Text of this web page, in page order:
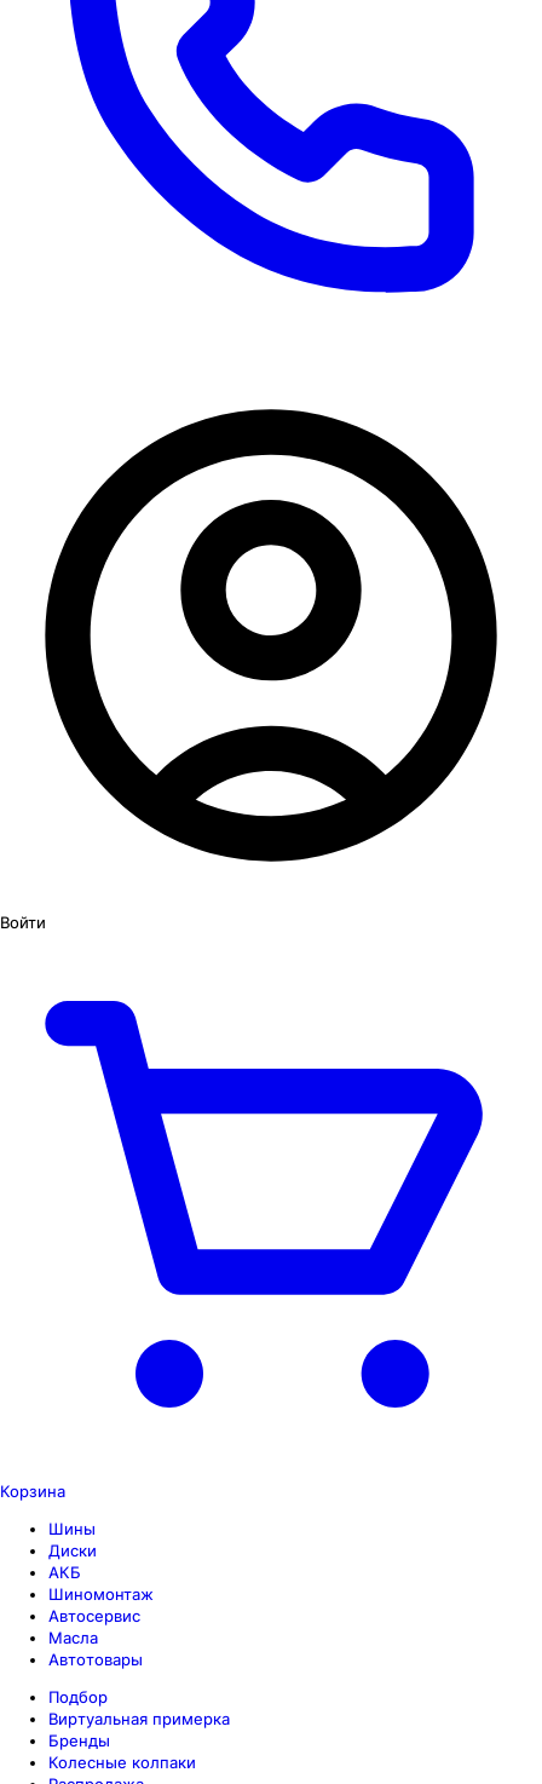
Войти
Корзина
Шины
Диски
АКБ
Шиномонтаж
Автосервис
Масла
Автотовары
Подбор
Виртуальная примерка
Бренды
Колесные колпаки